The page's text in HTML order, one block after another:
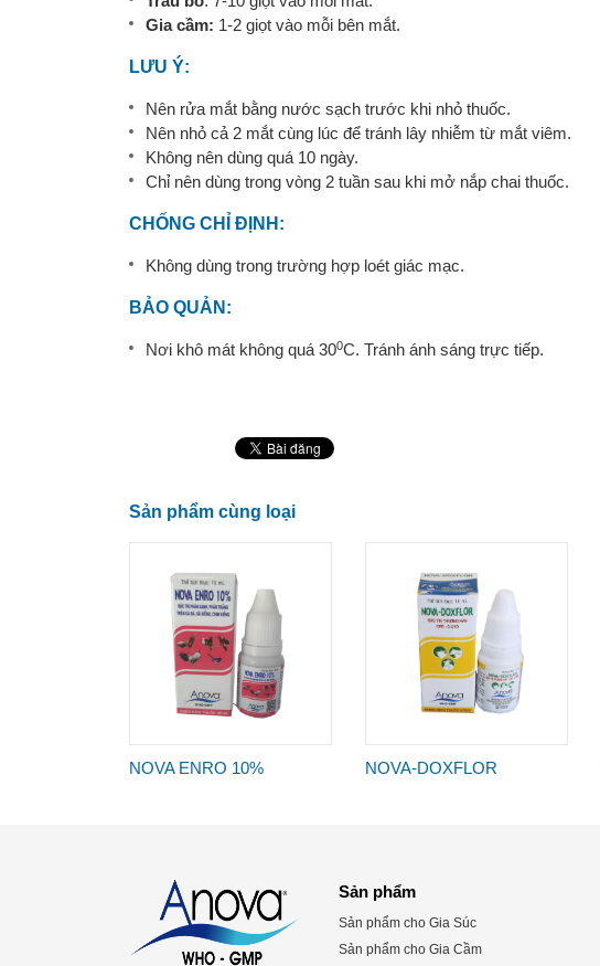
Gia cầm: 1-2 giọt vào mỗi bên mắt.
LƯU Ý:
Nên rửa mắt bằng nước sạch trước khi nhỏ thuốc.
Nên nhỏ cả 2 mắt cùng lúc để tránh lây nhiễm từ mắt viêm.
Không nên dùng quá 10 ngày.
Chỉ nên dùng trong vòng 2 tuần sau khi mở nắp chai thuốc.
CHỐNG CHỈ ÐỊNH:
Không dùng trong trường hợp loét giác mạc.
BẢO QUẢN:
Nơi khô mát không quá 300C. Tránh ánh sáng trực tiếp.
Sản phẩm cùng loại
NOVA ENRO 10% NOVA-DOXFLOR
Sản phẩm
Sản phẩm cho Gia Súc
Sản phẩm cho Gia Cầm